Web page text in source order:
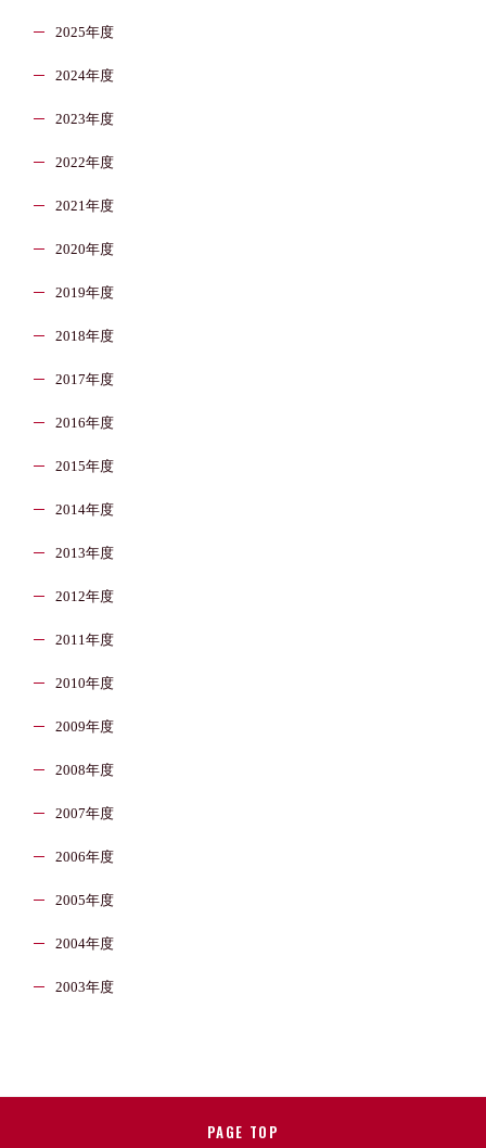
2025年度
2024年度
2023年度
2022年度
2021年度
2020年度
2019年度
2018年度
2017年度
2016年度
2015年度
2014年度
2013年度
2012年度
2011年度
2010年度
2009年度
2008年度
2007年度
2006年度
2005年度
2004年度
2003年度
PAGE TOP